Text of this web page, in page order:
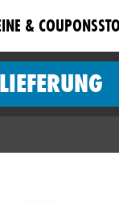
& COUPONS
LIEFERUNG